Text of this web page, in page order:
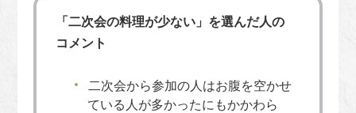
「二次会の料理が少ない」を選んだ人の
コメント
二次会から参加の人はお腹を空かせ
ている人が多かったにもかかわら